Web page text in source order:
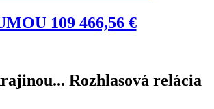
109 466,56 €
Rozhlasová relácia